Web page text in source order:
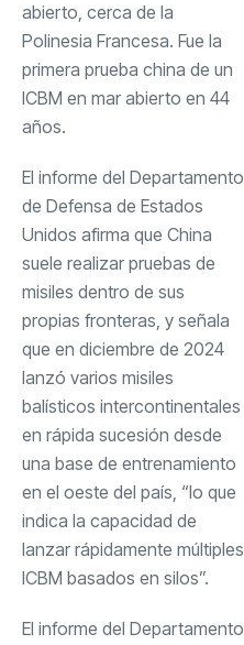
abierto, cerca de la
Polinesia Francesa. Fue la
primera prueba china de un
ICBM en mar abierto en 44
años.
El informe del Departamento
de Defensa de Estados
Unidos afirma que China
suele realizar pruebas de
misiles dentro de sus
propias fronteras, y señala
que en diciembre de 2024
lanzó varios misiles
balísticos intercontinentales
en rápida sucesión desde
una base de entrenamiento
en el oeste del país, “lo que
indica la capacidad de
lanzar rápidamente múltiples
ICBM basados ​​en silos”.
El informe del Departamento